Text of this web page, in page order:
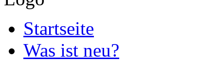
Startseite
Was ist neu?